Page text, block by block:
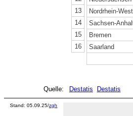
13
14
15
16
Nordrhein-
Sachsen-
Bremen
Saarland
Quelle: Destatis Destatis
Stand: 05.09.25/zgh